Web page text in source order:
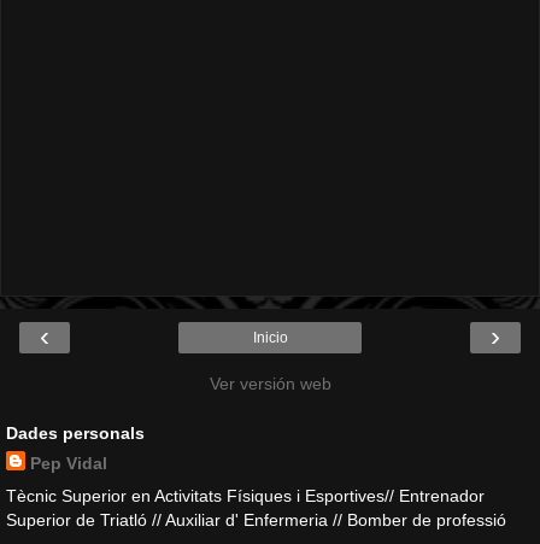
‹ ›
Inicio
Ver versión web
Dades personals
Pep Vidal
Tècnic Superior en Activitats Físiques i Esportives// Entrenador
Superior de Triatló // Auxiliar d' Enfermeria // Bomber de professió